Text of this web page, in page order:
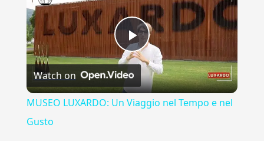
Play
Video
Watch on
MUSEO LUXARDO: Un Viaggio nel Tempo e nel
Gusto